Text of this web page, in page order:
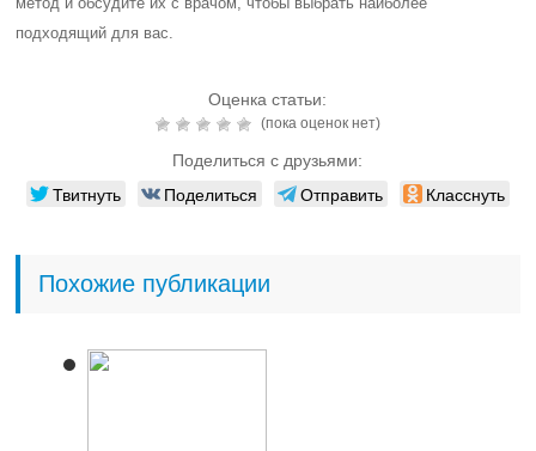
подходящий для вас.
Оценка статьи:
(пока оценок нет)
Поделиться с друзьями:
Твитнуть Поделиться Отправить Класснуть
Похожие публикации